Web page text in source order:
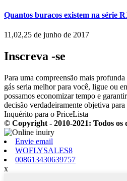
Quantos buracos existem na série
11,02,25 de junho de 2017
Inscreva -se
Para uma compreensão mais
gás seria melhor para você, ligue ou
possamos economizar tempo e
decisão verdadeiramente objetiva para
Inquérito para o PriceLista
© Copyright - 2010-2021: Todos os
Envie email
WOFLYSALES8
008613430639757
x